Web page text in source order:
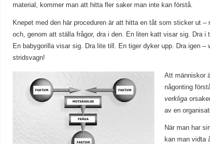
material, kommer man att hitta fler saker man inte kan förstå.
Knepet med den här proceduren är att hitta en tåt som sticker ut –
och, genom att ställa frågor, dra i den. En liten katt visar sig. Dra i
En babygorilla visar sig. Dra lite till. En tiger dyker upp. Dra igen –
stridsvagn!
Att människor
någonting
verkliga
av en
När man har
kan man vidta